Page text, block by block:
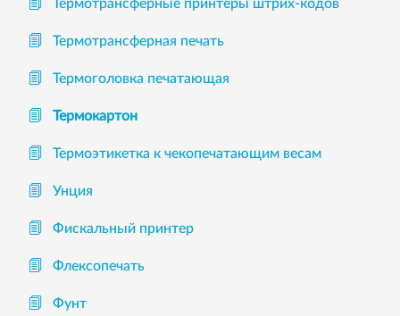
Термотрансферные принтеры штрих-кодов
Термотрансферная печать
Термоголовка печатающая
Термокартон
Термоэтикетка к чекопечатающим весам
Унция
Фискальный принтер
Флексопечать
Фунт